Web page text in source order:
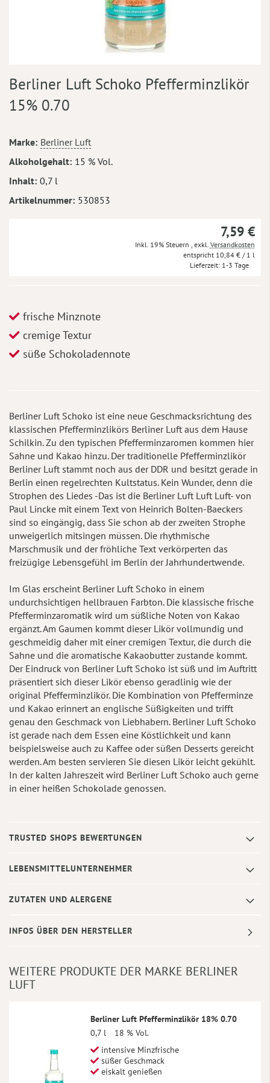
Anfang
der
Bildergalerie
Berliner Luft Schoko Pfefferminzlikör
15% 0.70
Mehr
Informationen
Marke Berliner Luft
Alkoholgehalt 15 % Vol.
Inhalt 0,7 l
Artikelnummer 530853
7,59 €
Inkl. 19% Steuern exkl. Versandkosten
10,84 € / 1 l
Lieferzeit 1-3 Tage
frische Minznote
cremige Textur
süße Schokoladennote
Berliner Luft Schoko ist eine neue Geschmacksrichtung des
klassischen Pfefferminzlikörs Berliner Luft aus dem Hause
Schilkin. Zu den typischen Pfefferminzaromen kommen hier
Sahne und Kakao hinzu. Der traditionelle Pfefferminzlikör
Berliner Luft stammt noch aus der DDR und besitzt gerade in
Berlin einen regelrechten Kultstatus. Kein Wunder, denn die
Strophen des Liedes -Das ist die Berliner Luft Luft Luft- von
Paul Lincke mit einem Text von Heinrich Bolten-Baeckers
sind so eingängig, dass Sie schon ab der zweiten Strophe
unweigerlich mitsingen müssen. Die rhythmische
Marschmusik und der fröhliche Text verkörperten das
freizügige Lebensgefühl im Berlin der Jahrhundertwende.
Im Glas erscheint Berliner Luft Schoko in einem
undurchsichtigen hellbrauen Farbton. Die klassische frische
Pfefferminzaromatik wird um süßliche Noten von Kakao
ergänzt. Am Gaumen kommt dieser Likör vollmundig und
geschmeidig daher mit einer cremigen Textur, die durch die
Sahne und die aromatische Kakaobutter zustande kommt.
Der Eindruck von Berliner Luft Schoko ist süß und im Auftritt
präsentiert sich dieser Likör ebenso geradlinig wie der
original Pfefferminzlikör. Die Kombination von Pfefferminze
und Kakao erinnert an englische Süßigkeiten und trifft
genau den Geschmack von Liebhabern. Berliner Luft Schoko
ist gerade nach dem Essen eine Köstlichkeit und kann
beispielsweise auch zu Kaffee oder süßen Desserts gereicht
werden. Am besten servieren Sie diesen Likör leicht gekühlt.
In der kalten Jahreszeit wird Berliner Luft Schoko auch gerne
in einer heißen Schokolade genossen.
TRUSTED SHOPS BEWERTUNGEN
LEBENSMITTELUNTERNEHMER
ZUTATEN UND ALERGENE
INFOS ÜBER DEN HERSTELLER
WEITERE PRODUKTE DER MARKE BERLINER
LUFT
Berliner Luft Pfefferminzlikör 18% 0.70
0,7 l
18 % Vol.
intensive Minzfrische
süßer Geschmack
eiskalt genießen